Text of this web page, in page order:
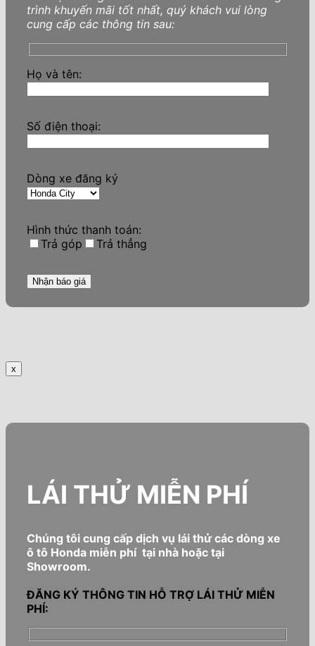
trình khuyến mãi tốt nhất, quý khách vui lòng
cung cấp các thông tin sau:
Họ và tên:
Số điện thoại:
Dòng xe đăng ký
Hình thức thanh toán:
Trả góp
Trả thẳng
x
LÁI THỬ MIỄN PHÍ
Chúng tôi cung cấp dịch vụ lái thử các dòng xe
ô tô Honda miễn phí tại nhà hoặc tại
Showroom.
ĐĂNG KÝ THÔNG TIN HỖ TRỢ LÁI THỬ MIỄN
PHÍ: